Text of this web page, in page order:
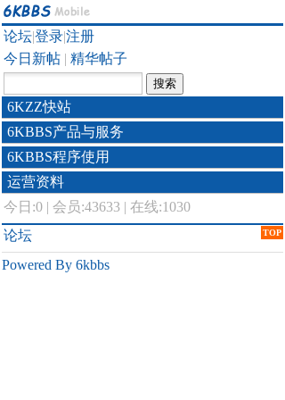
论坛|登录|注册
今日新帖 | 精华帖子
6KZZ快站
6KBBS产品与服务
6KBBS程序使用
运营资料
今日:0 | 会员:43633 | 在线:1030
TOP
论坛
Powered By 6kbbs